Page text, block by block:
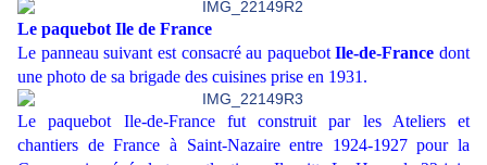
Le paquebot Ile de France
Le panneau suivant est consacré au paquebotIle-de-France dont
une photo de sa brigade des cuisines prise en 1931.
Le paquebot Ile-de-France fut construit par les Ateliers et
chantiers de France à Saint-Nazaire entre 1924-1927 pour la